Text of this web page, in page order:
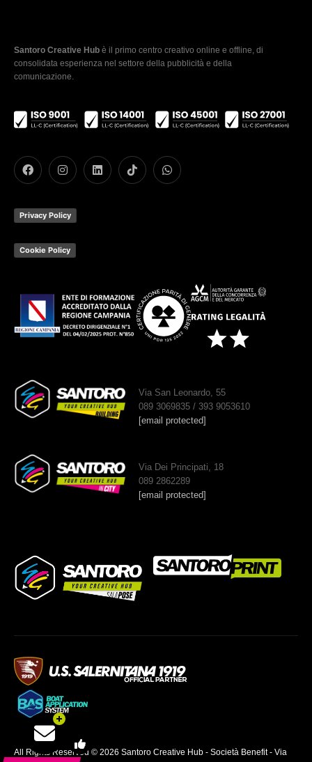
Santoro Creative Hub è il primo centro creativo online e offline, di
consolidata esperienza nel settore della pubblicità e della
comunicazione.
Privacy Policy
Cookie Policy
Via San Leonardo, 55
089 3069835 / 393 9053610
[email protected]
Via Dei Principati, 18
089 2862289
[email protected]
All Rights Reserved © 2026 Santoro Creative Hub - Società Benefit - Via